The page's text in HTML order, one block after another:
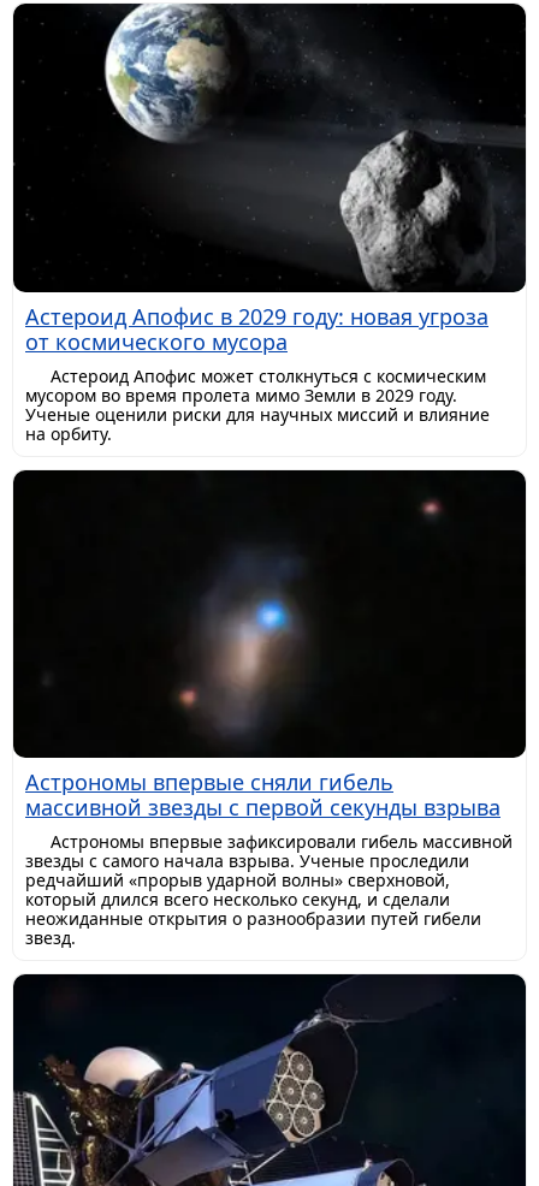
Астероид Апофис в 2029 году: новая угроза
от космического мусора
Астероид Апофис может столкнуться с космическим
мусором во время пролета мимо Земли в 2029 году.
Ученые оценили риски для научных миссий и влияние
на орбиту.
Астрономы впервые сняли гибель
массивной звезды с первой секунды взрыва
Астрономы впервые зафиксировали гибель массивной
звезды с самого начала взрыва. Ученые проследили
редчайший «прорыв ударной волны» сверхновой,
который длился всего несколько секунд, и сделали
неожиданные открытия о разнообразии путей гибели
звезд.